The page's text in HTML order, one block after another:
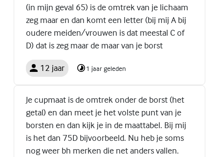
(in mijn geval 65) is de omtrek van je lichaam
zeg maar en dan komt een letter (bij mij A bij
oudere meiden/vrouwen is dat meestal C of
D) dat is zeg maar de maar van je borst
12 jaar 1 jaar geleden
Je cupmaat is de omtrek onder de borst (het
getal) en dan meet je het volste punt van je
borsten en dan kijk je in de maattabel. Bij mij
is het dan 75D bijvoorbeeld. Nu heb je soms
nog weer bh merken die net anders vallen.